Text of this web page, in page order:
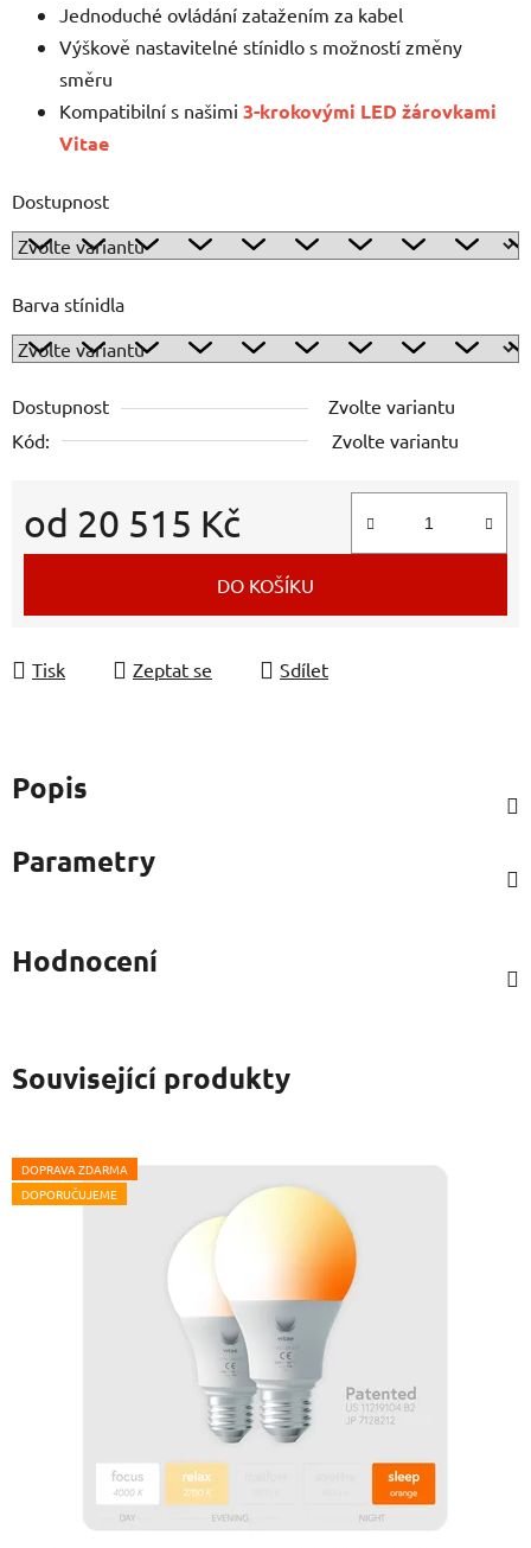
Jednoduché ovládání zatažením za kabel
Výškově nastavitelné stínidlo s možností změny
směru
Kompatibilní s našimi 3-krokovými LED žárovkami
Vitae
Dostupnost
Barva stínidla
Dostupnost
Zvolte variantu
Kód:
Zvolte variantu
od 20 515 Kč
Měrná cena:
DO KOŠÍKU
Tisk Zeptat se Sdílet
Popis
Parametry
Hodnocení
Související produkty
DOPRAVA ZDARMA
DOPORUČUJEME